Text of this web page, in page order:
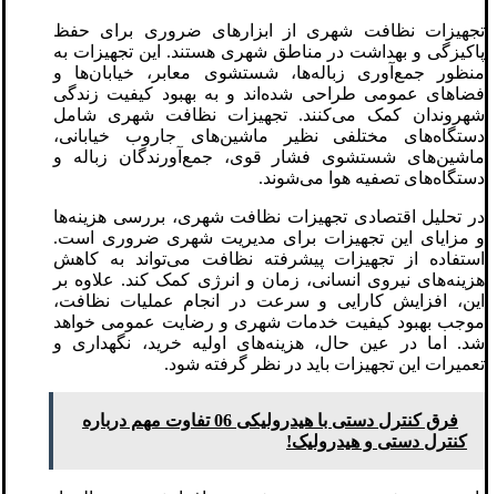
تجهیزات نظافت شهری از ابزارهای ضروری برای حفظ
پاکیزگی و بهداشت در مناطق شهری هستند. این تجهیزات به
منظور جمع‌آوری زباله‌ها، شستشوی معابر، خیابان‌ها و
فضاهای عمومی طراحی شده‌اند و به بهبود کیفیت زندگی
شهروندان کمک می‌کنند. تجهیزات نظافت شهری شامل
دستگاه‌های مختلفی نظیر ماشین‌های جاروب خیابانی،
ماشین‌های شستشوی فشار قوی، جمع‌آورندگان زباله و
دستگاه‌های تصفیه هوا می‌شوند.
در تحلیل اقتصادی تجهیزات نظافت شهری، بررسی هزینه‌ها
و مزایای این تجهیزات برای مدیریت شهری ضروری است.
استفاده از تجهیزات پیشرفته نظافت می‌تواند به کاهش
هزینه‌های نیروی انسانی، زمان و انرژی کمک کند. علاوه بر
این، افزایش کارایی و سرعت در انجام عملیات نظافت،
موجب بهبود کیفیت خدمات شهری و رضایت عمومی خواهد
شد. اما در عین حال، هزینه‌های اولیه خرید، نگهداری و
تعمیرات این تجهیزات باید در نظر گرفته شود.
فرق کنترل دستی با هیدرولیکی 06 تفاوت مهم درباره
کنترل دستی و هیدرولیک!